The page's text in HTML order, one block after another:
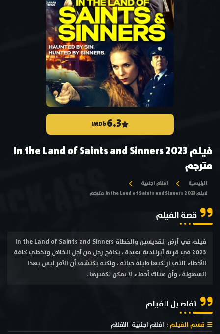
6.3
IMDb
فيلم In the Land of Saints and Sinners 2023
مترجم
الرئيسية
افلام اجنبية
فيلم In the Land of Saints and Sinners 2023 مترجم
قصة الفيلم
فيلم في أرض القديسين والخطاة In the Land of Saints and Sinners
2023 في قرية أيرلندية بعيدة ، يكافح رجل من أجل الخلاص وتخطي كافة
الأخطاء التي ارتكبها طيلة حياته ، ولكنه يكتشف أن الأمر ليس بهذا
السهولة ، وأن هناك أخطاء لا يمكن تكفيرها .
تفاصيل الفيلم
قسم الفيلم : افلام اجنبية الافلام